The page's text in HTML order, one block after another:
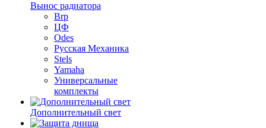
Вынос радиатора
Brp
ЦФ
Odes
Русская Механика
Stels
Yamaha
Универсальные
комплекты
Дополнительный свет